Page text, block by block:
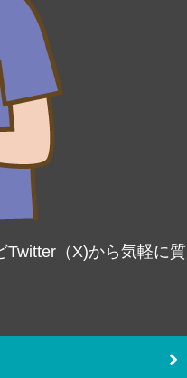
Twitter（X)から気軽に質